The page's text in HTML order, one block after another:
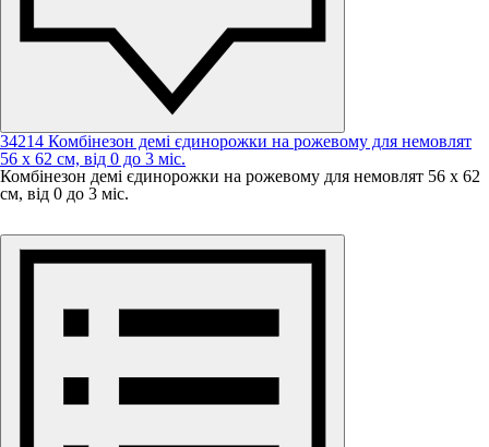
34214 Комбінезон демі єдинорожки на рожевому для немовлят
56 х 62 см, від 0 до 3 міс.
Комбінезон демі єдинорожки на рожевому для немовлят 56 х 62
см, від 0 до 3 міс.
Утеплювач: демісезонний синтепон;
Підклад: фліс;
Зовнішня температура: до + 5 градусів Цельсія.
жовтень та листопад.